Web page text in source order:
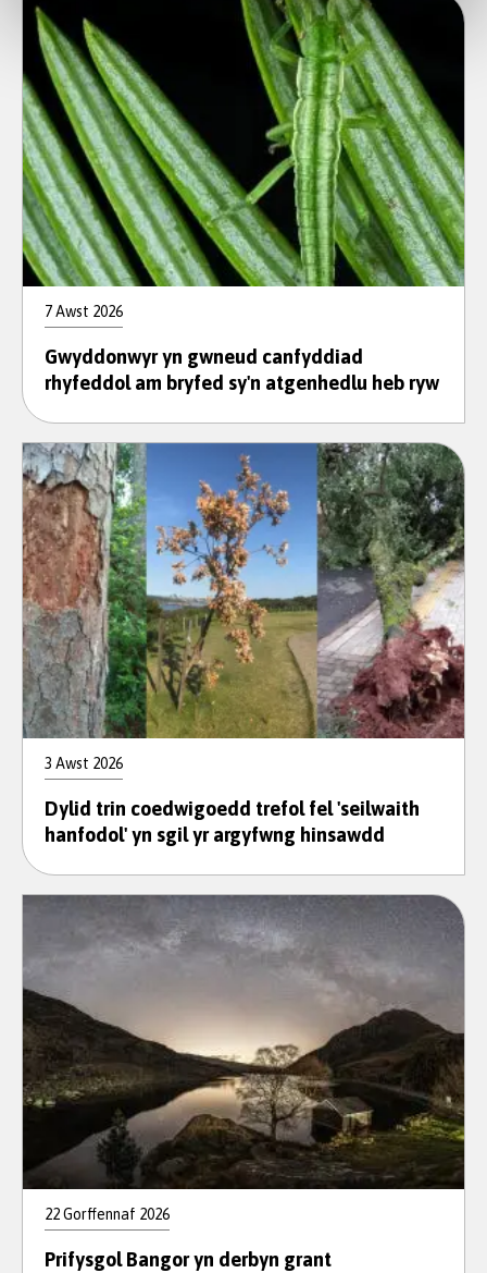
7 Awst 2026
Gwyddonwyr yn gwneud canfyddiad
rhyfeddol am bryfed sy'n atgenhedlu heb ryw
3 Awst 2026
Dylid trin coedwigoedd trefol fel 'seilwaith
hanfodol' yn sgil yr argyfwng hinsawdd
22 Gorffennaf 2026
Prifysgol Bangor yn derbyn grant